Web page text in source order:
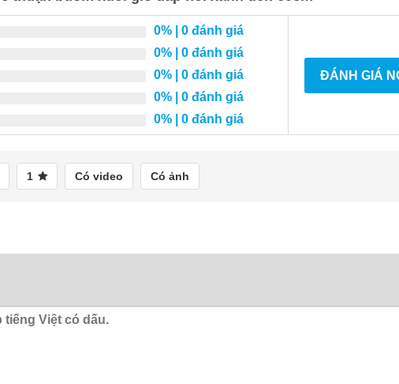
0% | 0 đánh giá
0% | 0 đánh giá
0% | 0 đánh giá
0% | 0 đánh giá
0% | 0 đánh giá
ĐÁNH GIÁ
1 Có video Có ảnh